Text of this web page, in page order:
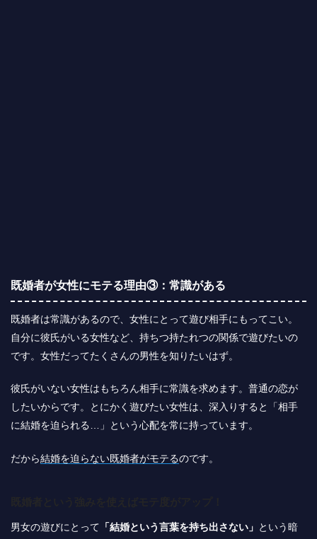
既婚者が女性にモテる理由③：常識がある
既婚者は常識があるので、女性にとって遊び相手にもってこい。
自分に彼氏がいる女性など、持ちつ持たれつの関係で遊びたいの
です。女性だってたくさんの男性を知りたいはず。
彼氏がいない女性はもちろん相手に常識を求めます。普通の恋が
したいからです。とにかく遊びたい女性は、深入りすると「相手
に結婚を迫られる…」という心配を常に持っています。
だから結婚を迫らない既婚者がモテるのです。
男女の遊びにとって 「結婚という言葉を持ち出さない」 という暗